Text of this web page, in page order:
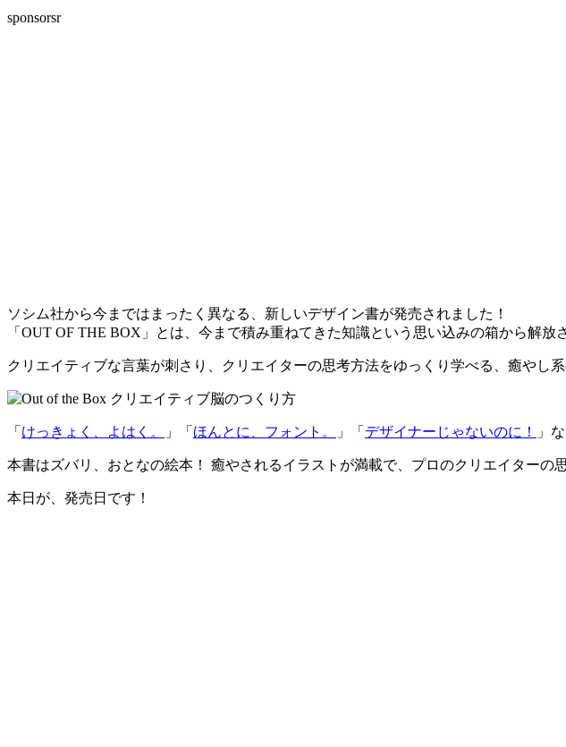
sponsorsr
ソシム社から今まではまったく異なる、新しいデザイン書が発売されました！
「 OUT OF THE BOX 」とは、今まで積み重ねてきた知識という 思い込みの箱から解放
クリエイティブな言葉が刺さり、クリエイターの思考方法をゆっくり学べる、癒やし
「 けっきょく、よはく。 」「 ほんとに、フォント。 」「 デザイナーじゃないのに！ 」
本書はズバリ、おとなの絵本！ 癒やされるイラストが満載で、プロのクリエイターの
本日が、発売日です！